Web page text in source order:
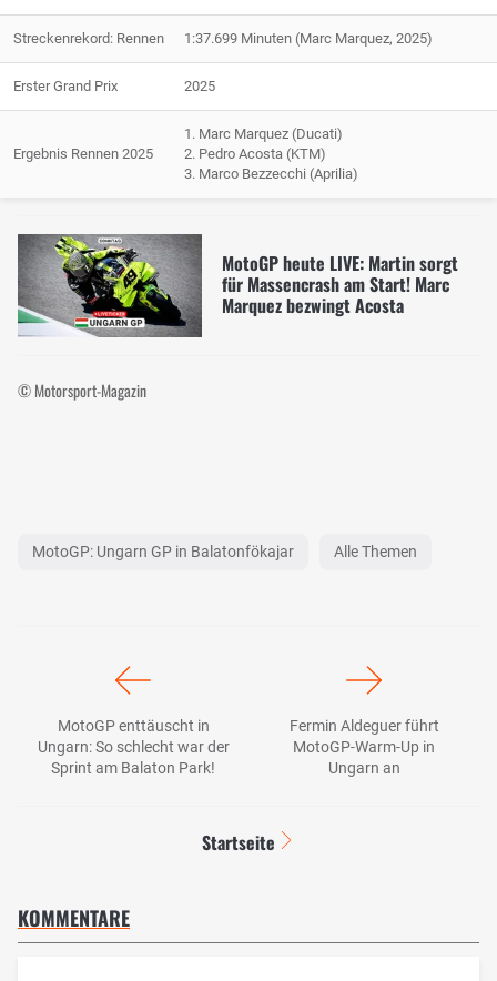
Streckenrekord: Rennen 1:37.699 Minuten (Marc Marquez, 2025)
Erster Grand Prix 2025
Ergebnis Rennen 2025
1. Marc Marquez (Ducati)
2. Pedro Acosta (KTM)
3. Marco Bezzecchi (Aprilia)
MotoGP heute LIVE: Martin sorgt
für Massencrash am Start! Marc
Marquez bezwingt Acosta
© Motorsport-Magazin
MotoGP: Ungarn GP in Balatonfökajar Alle Themen
MotoGP enttäuscht in
Ungarn: So schlecht war der
Sprint am Balaton Park!
Fermin Aldeguer führt
MotoGP-Warm-Up in
Ungarn an
Startseite
KOMMENTARE